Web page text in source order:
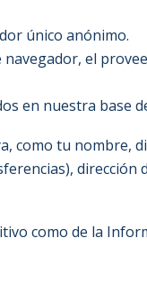
único anónimo.
el
en nuestra base
como tu nombre,
dirección
como de la